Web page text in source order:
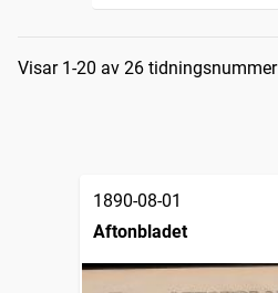
Sökresultat
Visar 1-20 av 26 tidningsnummer
1890-08-01
Aftonbladet